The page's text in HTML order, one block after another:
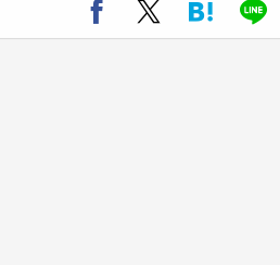
影山飛雄が笹かまを食べる！ アニ
ー！！』×老舗「鐘崎」コラボで